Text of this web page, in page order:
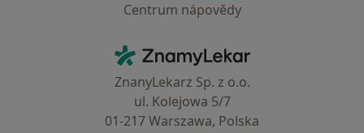
Centrum nápovědy
ZnamyLekar - Hlavní stránka
ZnanyLekarz Sp. z o.o.
ul. Kolejowa 5/7
01-217 Warszawa, Polska